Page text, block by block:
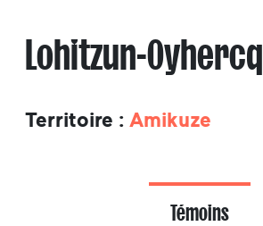
Lohitzun-Oyhercq
Territoire : Amikuze
Témoins